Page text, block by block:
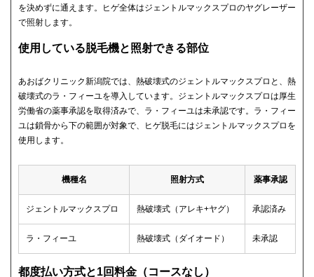
を決めずに通えます。ヒゲ全体はジェントルマックスプロのヤグレーザー
で照射します。
使用している脱毛機と照射できる部位
あおばクリニック新潟院では、熱破壊式のジェントルマックスプロと、熱
破壊式のラ・フィーユを導入しています。ジェントルマックスプロは厚生
労働省の薬事承認を取得済みで、ラ・フィーユは未承認です。ラ・フィー
ユは鎖骨から下の範囲が対象で、ヒゲ脱毛にはジェントルマックスプロを
使用します。
機種名 照射方式 薬事承認
ジェントルマックスプロ 熱破壊式（アレキ+ヤグ） 承認済み
ラ・フィーユ 熱破壊式（ダイオード） 未承認
都度払い方式と1回料金（コースなし）